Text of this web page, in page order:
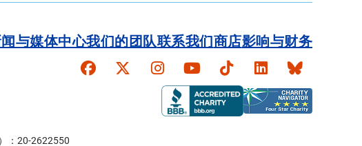
与媒体中心我们的团队联系我们商店影响与财务
Faceboook
X Instagram
YouTubeTikTokLinkedInBluesky
：20-2622550